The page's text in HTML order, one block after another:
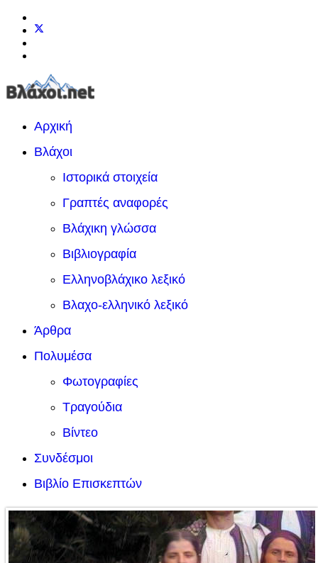
Αρχική
Βλάχοι
Ιστορικά στοιχεία
Γραπτές αναφορές
Βλάχικη γλώσσα
Βιβλιογραφία
Ελληνοβλάχικο λεξικό
Βλαχο-ελληνικό λεξικό
Άρθρα
Πολυμέσα
Φωτογραφίες
Τραγούδια
Βίντεο
Συνδέσμοι
Βιβλίο Επισκεπτών